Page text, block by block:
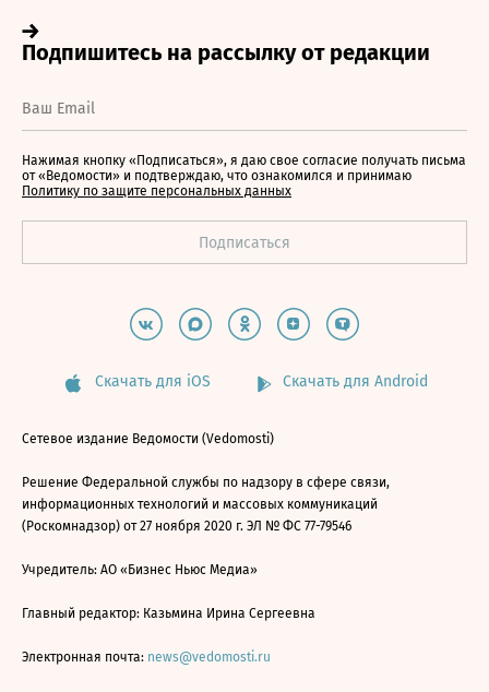
Нажимая кнопку «Подписаться», я даю свое согласие получать письма
от «Ведомости» и подтверждаю, что ознакомился и принимаю
Политику по защите персональных данных
Скачать для iOS Скачать для Android
Сетевое издание Ведомости (Vedomosti)
Решение Федеральной службы по надзору в сфере связи,
информационных технологий и массовых коммуникаций
(Роскомнадзор) от 27 ноября 2020 г. ЭЛ № ФС 77-79546
Учредитель: АО «Бизнес Ньюс Медиа»
Главный редактор: Казьмина Ирина Сергеевна
Электронная почта: news@vedomosti.ru